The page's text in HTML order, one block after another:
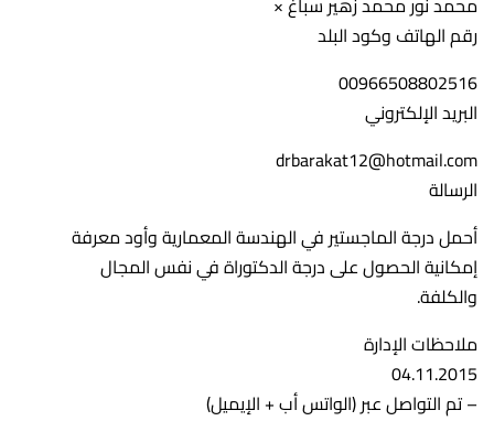
رقم الهاتف وكود البلد
00966508802516
البريد الإلكتروني
drbarakat12@hotmail.com
الرسالة
أحمل درجة الماجستير في الهندسة المعمارية وأود معرفة
إمكانية الحصول على درجة الدكتوراة في نفس المجال
والكلفة.
ملاحظات الإدارة
04.11.2015
– تم التواصل عبر (الواتس أب + الإيميل)